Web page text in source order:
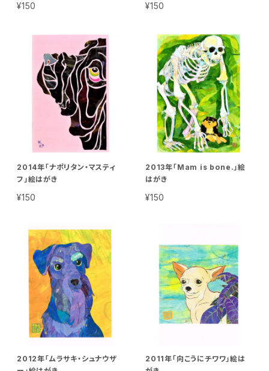
¥150 ¥150
2014年「ナポリタン・マスティ
フ」絵はがき
¥150
2013年「Mam is bone.」絵
はがき
¥150
2012年「ムラサキ・シュナウザ
2011年「向こうにチワワ」絵は